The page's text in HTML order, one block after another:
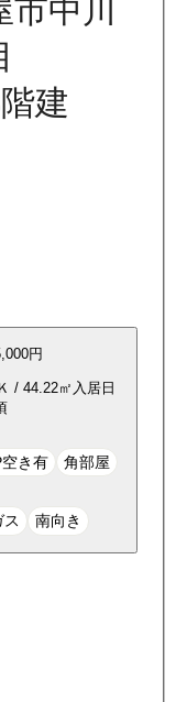
中川
建
円
/ 44.22㎡ 入居日
空き有 角部屋
南向き